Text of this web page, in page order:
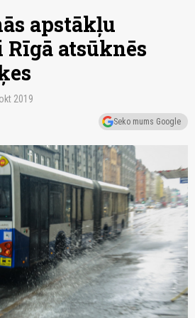
apstākļu
atsūknēs
2019
Seko mums Google